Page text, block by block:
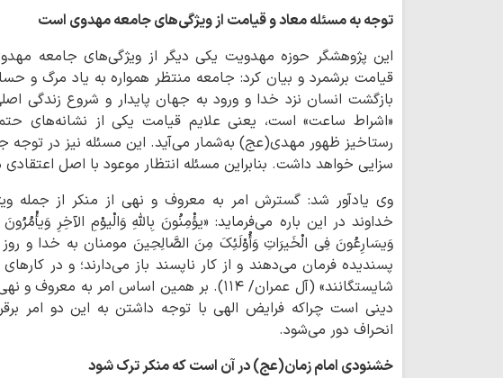
توجه به مسئله معاد و قیامت از ویژگی‌های جامعه مهدوی است
این پژوهشگر حوزه مهدویت یکی دیگر از ویژگی‌های جامعه
قیامت برشمرد و بیان کرد: جامعه منتظر همواره به یاد مرگ و
بازگشت انسان نزد خدا و ورود به جهان پایدار و شروع زندگی
«اشراط ساعت» است، یعنی علایم قیامت یکی از نشانه‌های
رستاخیز ظهور مهدی(عج) به‌شمار می‌آید. این مسئله نیز در توجه
سزایی خواهد داشت. بنابراین مسئله انتظار موعود با اصل اعتقادی
وی یادآور شد: گسترش امر به معروف و نهی از منکر از جمله
خداوند در این باره می‌فرماید: «یؤْمِنُونَ بِاللّهِ وَالْیوْمِ الآخِرِ
وَیسَارِعُونَ فِی الْخَیرَاتِ وَأُوْلَئِکَ مِنَ الصَّالِحِینَ مومنان به خدا و روز
پسندیده فرمان می‌دهند و از کار ناپسند باز می‌دارند؛ و در
شایستگانند» (آل عمران/ ۱۱۴). بر همین اساس امر
دینی است چراکه فرایض الهی با توجه داشتن به این دو امر
انحراف دور می‌شود.
خشنودی امام زمان(عج) در آن است که منکر ترک شود